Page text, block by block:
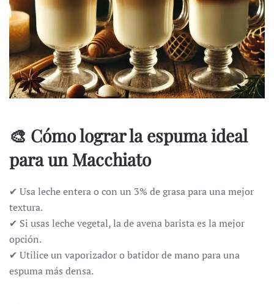
🎨 Cómo lograr la espuma ideal
para un Macchiato
✔ Usa leche entera o con un 3% de grasa para una mejor
textura.
✔ Si usas leche vegetal, la de avena barista es la mejor
opción.
✔ Utilice un vaporizador o batidor de mano para una
espuma más densa.